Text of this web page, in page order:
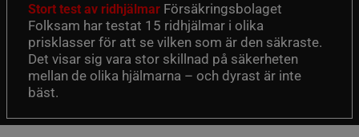
Stort test av ridhjälmar Försäkringsbolaget
Folksam har testat 15 ridhjälmar i olika
prisklasser för att se vilken som är den säkraste.
Det visar sig vara stor skillnad på säkerheten
mellan de olika hjälmarna – och dyrast är inte
bäst.